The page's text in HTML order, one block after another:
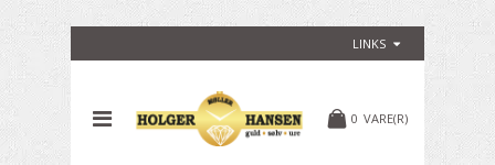
LINKS
0 VARE(R)